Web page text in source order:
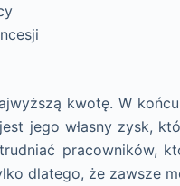
kwotę. W
jego własny zysk,
pracowników,
dlatego, że zawsze